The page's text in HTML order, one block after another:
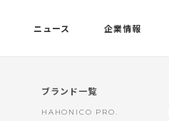
ニュース 企業情報
ブランド一覧
HAHONICO PRO.